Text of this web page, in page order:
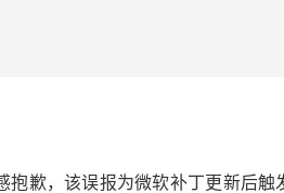
抱歉，该误报为微软补丁更新后触